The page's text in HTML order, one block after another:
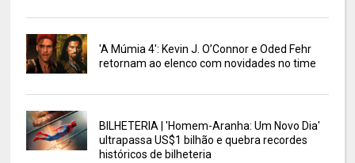
'A Múmia 4': Kevin J. O’Connor e Oded Fehr
retornam ao elenco com novidades no time
BILHETERIA | 'Homem-Aranha: Um Novo Dia'
ultrapassa US$1 bilhão e quebra recordes
históricos de bilheteria